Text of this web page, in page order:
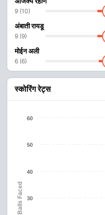
9 (10)
अंबाती रायडू
9 (9)
मोईन अली
6 (6)
स्कोरिंग रेट्स
Balls Faced 30
40
50
60